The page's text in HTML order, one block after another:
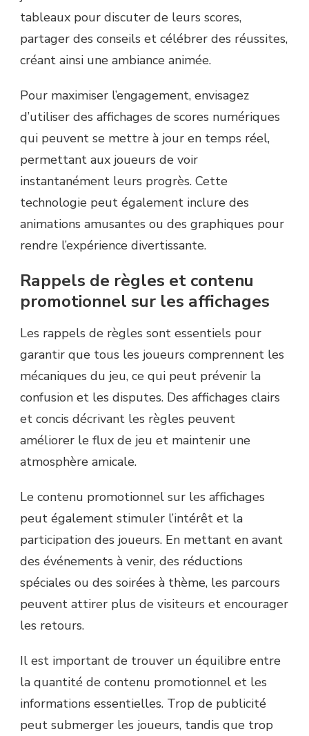
tableaux pour discuter de leurs scores,
partager des conseils et célébrer des réussites,
créant ainsi une ambiance animée.
Pour maximiser l’engagement, envisagez
d’utiliser des affichages de scores numériques
qui peuvent se mettre à jour en temps réel,
permettant aux joueurs de voir
instantanément leurs progrès. Cette
technologie peut également inclure des
animations amusantes ou des graphiques pour
rendre l’expérience divertissante.
Rappels de règles et contenu
promotionnel sur les affichages
Les rappels de règles sont essentiels pour
garantir que tous les joueurs comprennent les
mécaniques du jeu, ce qui peut prévenir la
confusion et les disputes. Des affichages clairs
et concis décrivant les règles peuvent
améliorer le flux de jeu et maintenir une
atmosphère amicale.
Le contenu promotionnel sur les affichages
peut également stimuler l’intérêt et la
participation des joueurs. En mettant en avant
des événements à venir, des réductions
spéciales ou des soirées à thème, les parcours
peuvent attirer plus de visiteurs et encourager
les retours.
Il est important de trouver un équilibre entre
la quantité de contenu promotionnel et les
informations essentielles. Trop de publicité
peut submerger les joueurs, tandis que trop